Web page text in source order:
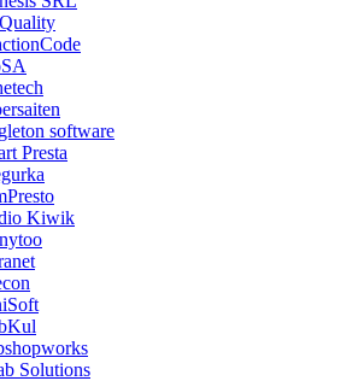
software
Presta
Kiwik
Solutions